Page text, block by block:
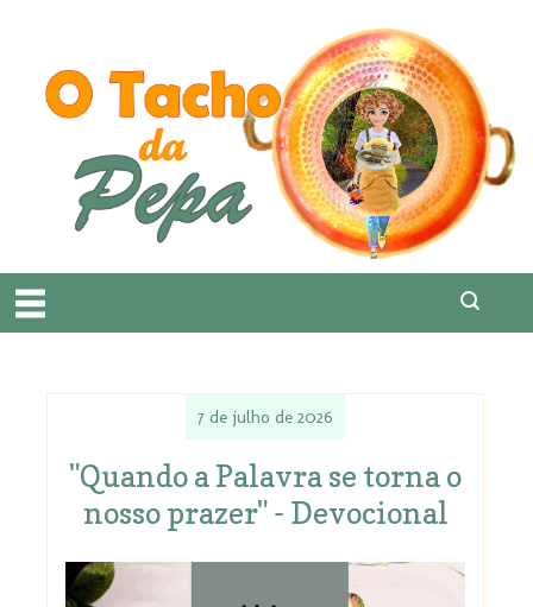
7 de julho de 2026
"Quando a Palavra se torna o
nosso prazer" - Devocional